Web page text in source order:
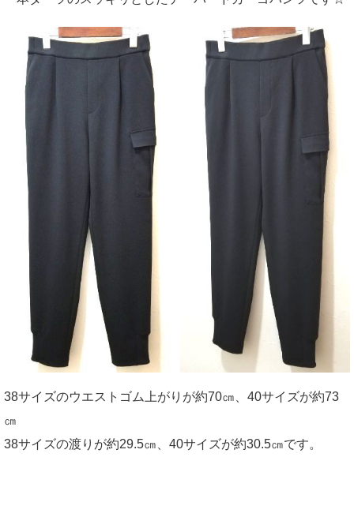
38サイズのウエストゴム上がりが約70㎝、40サイズが約73
㎝
38サイズの渡りが約29.5㎝、40サイズが約30.5㎝です。